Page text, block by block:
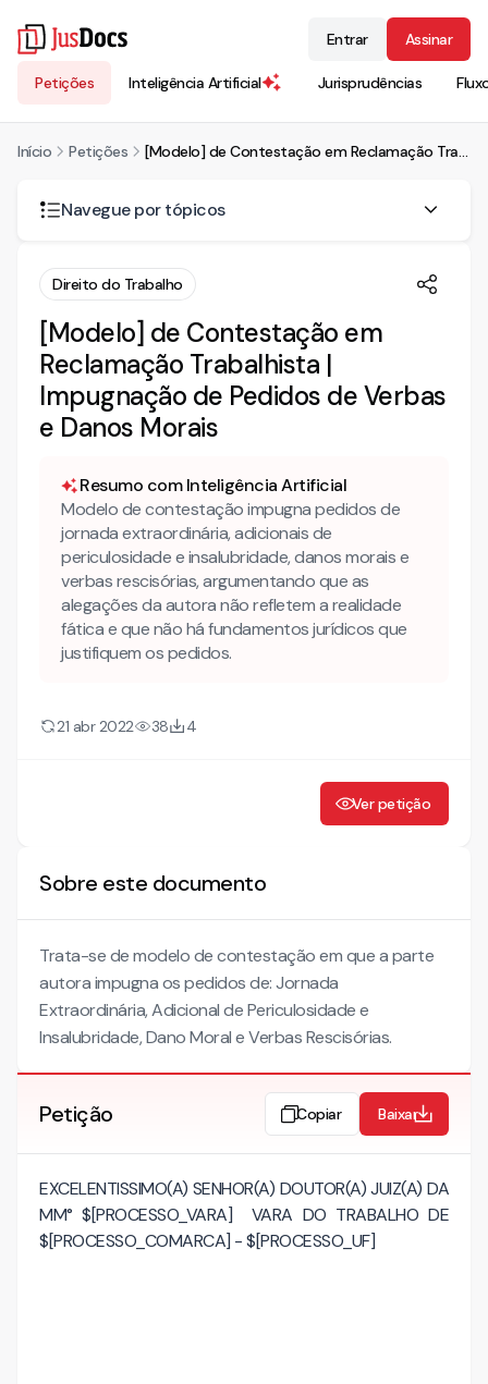
Petições Inteligência Artificial Jurisprudências
Entrar Assinar
Início Petições [Modelo] de Contestação em Reclamação Trabalhista | Impugnação de Pedidos de Verbas e Danos Morais
Navegue por tópicos
CONTESTAÇÃO
Da contratualidade
Das multas dos arts. 467 e 477 da CLT
Das alegadas diferenças de FGTS
Da suposta jornada extraordinária
Da impossibilidade de cumulação
Direito do Trabalho
[Modelo] de Contestação em
Reclamação Trabalhista |
Impugnação de Pedidos de Verbas
e Danos Morais
Resumo com Inteligência Artificial
Modelo de contestação impugna pedidos de
jornada extraordinária, adicionais de
periculosidade e insalubridade, danos morais e
verbas rescisórias, argumentando que as
alegações da autora não refletem a realidade
fática e que não há fundamentos jurídicos que
justifiquem os pedidos.
21 abr 2022 38 4
Ver petição
Sobre este documento
Trata-se de modelo de contestação em que a parte
autora impugna os pedidos de: Jornada
Extraordinária, Adicional de Periculosidade e
Insalubridade, Dano Moral e Verbas Rescisórias.
Petição Copiar Baixar
EXCELENTISSIMO(A) SENHOR(A) DOUTOR(A) JUIZ(A) DA
MM° $[PROCESSO_VARA] VARA DO TRABALHO DE
$[PROCESSO_COMARCA] - $[PROCESSO_UF]